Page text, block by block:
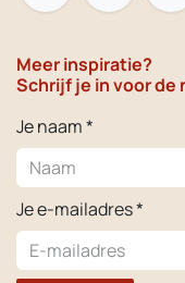
Meer inspiratie?
Schrijf je in voor de
Je naam *
Je e-mailadres *